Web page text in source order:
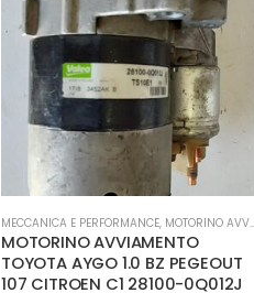
MECCANICA E PERFORMANCE, MOTORINO AVVIAMENTO
MOTORINO AVVIAMENTO
TOYOTA AYGO 1.0 BZ PEGEOUT
107 CITROEN C1 28100-0Q012J